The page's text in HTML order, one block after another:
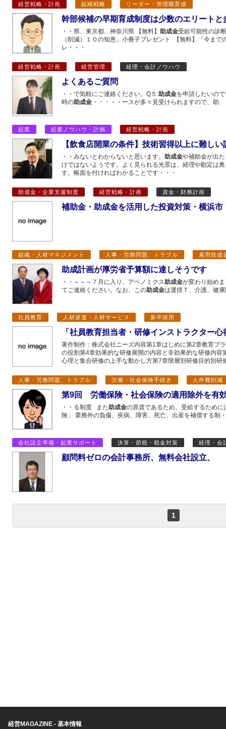
経営戦略・計画 組織戦略 リーダー・管理職育成
幹部候補の早期育成制度は少数のエリート
・・県、東京都、神奈川県 【無料】 助成金受給可能性の診
（削減）１０の知恵」小冊子プレゼント 【無料】「今ま
レ・・・
経営戦略・計画 経営管理 経理・会計ノウハウ
よくあるご質問
・・で気軽にご連絡ください。Q５:助成金を申請したいの
時の助成金 ・・・・・ースが多々見受けられますので、助
起業 起業ノウハウ・計画 経営戦略・計画
【飲食店開業の条件】技術習得以上に難し
・・みないとわからないと思います。 助成金や補助金が出
けではないようです。よく見られる光景は、経理や勘定は
す。帳面を付ければわかることです・・・
助成金・企業支援制度 経営戦略・計画 資金・財務計画
補助金・助成金を活用した投資対策・横浜市
組織・人材マネジメント 人事・労務問題、トラブル 雇用助成
助成計画が厚労省予算額に達しそうです
・・～～～７月に入り、アベノミクス助成金が変わり始め
てご連絡ください。なお、この助成金は運揺Ｔ、介護、健
社員教育 人材派遣・人材サービス 新卒採用
「社員教育担当者・研修インストラクター
著作制作：株式会社ニーズ内容第1章はじめに第2章教育プ
の役割第4章効果的な研修展開の内容と非効果的な研修内
心理と集合研修の上手な動かし方第7章階層別研修目的別
人事・労務問題、トラブル 労働・社会保険手続き 人件費削減
第9回 労働保険・社会保険の適用除外を有
・・る制度 また助成金の原資であるため、受給するため
険」 業務外の負傷、疾病、障害、死亡、出産を補償する制
会社設立準備・起業サポート 決算・節税・税金対策 経理・会
顧問料ゼロの会計事務所、無料会社設立、
1
経営MAGAZINE - 基本情報